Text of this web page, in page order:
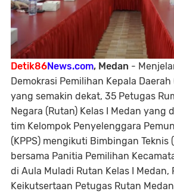
Detik86News.com, Medan -
Demokrasi Pemilihan Kepala Daerah
yang semakin dekat, 35 Petugas
Negara (Rutan) Kelas I Medan yang
tim Kelompok Penyelenggara
(KPPS) mengikuti Bimbingan Teknis
bersama Panitia Pemilihan
di Aula Muladi Rutan Kelas I Medan,
Keikutsertaan Petugas Rutan